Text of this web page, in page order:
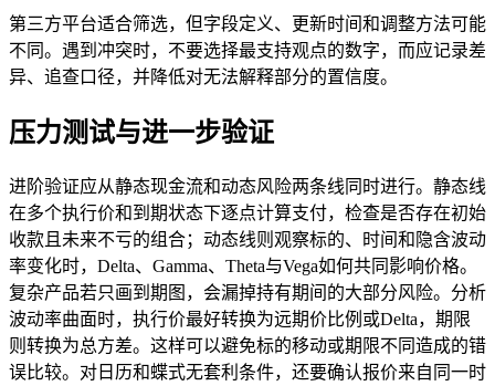
第三方平台适合筛选，但字段定义、更新时间和调整方法可能
不同。遇到冲突时，不要选择最支持观点的数字，而应记录差
异、追查口径，并降低对无法解释部分的置信度。
压力测试与进一步验证
进阶验证应从静态现金流和动态风险两条线同时进行。静态线
在多个执行价和到期状态下逐点计算支付，检查是否存在初始
收款且未来不亏的组合；动态线则观察标的、时间和隐含波动
率变化时，Delta、Gamma、Theta与Vega如何共同影响价格。
复杂产品若只画到期图，会漏掉持有期间的大部分风险。分析
波动率曲面时，执行价最好转换为远期价比例或Delta，期限
则转换为总方差。这样可以避免标的移动或期限不同造成的错
误比较。对日历和蝶式无套利条件，还要确认报价来自同一时